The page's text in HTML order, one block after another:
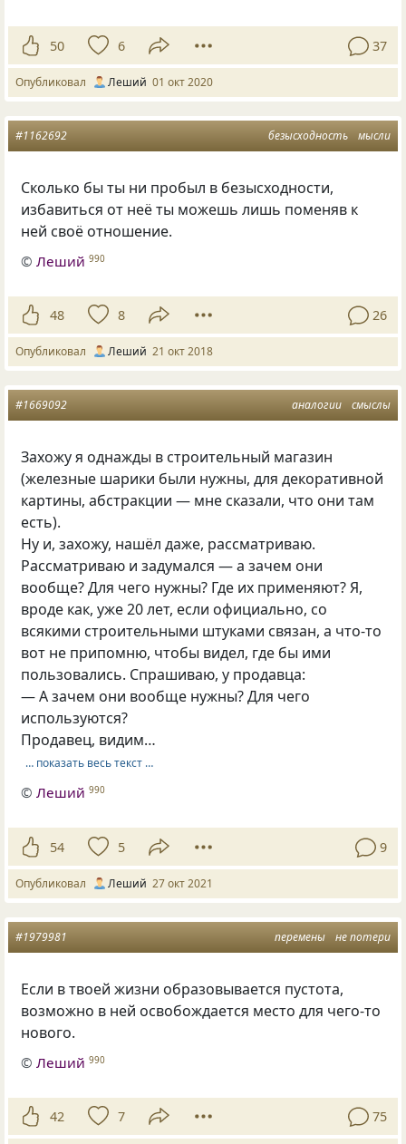
50 6 37
Опубликовал Леший 01 окт 2020
безысходность мысли
#1162692
Сколько бы ты ни пробыл в безысходности,
избавиться от неё ты можешь лишь поменяв к
ней своё отношение.
©Леший 990
48 8 26
Опубликовал Леший 21 окт 2018
аналогии смыслы
#1669092
Захожу я однажды в строительный магазин
(железные шарики были нужны, для декоративной
картины, абстракции — мне сказали, что они там
есть).
Ну и, захожу, нашёл даже, рассматриваю.
Рассматриваю и задумался — а зачем они
вообще? Для чего нужны? Где их применяют? Я,
вроде как, уже 20 лет, если официально, со
всякими строительными штуками связан, а что-то
вот не припомню, чтобы видел, где бы ими
пользовались. Спрашиваю, у продавца:
— А зачем они вообще нужны? Для чего
используются?
Продавец, видим…
… показать весь текст …
©Леший 990
54 5 9
Опубликовал Леший 27 окт 2021
перемены не потери
#1979981
Если в твоей жизни образовывается пустота,
возможно в ней освобождается место для чего-то
нового.
©Леший 990
42 7 75